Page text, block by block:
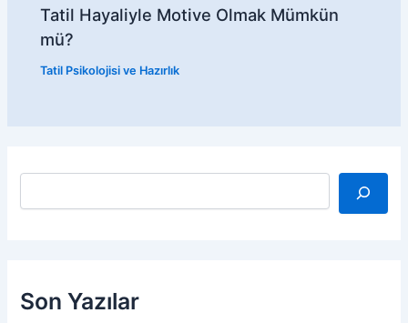
Tatil Hayaliyle Motive Olmak Mümkün
mü?
Tatil Psikolojisi ve Hazırlık
A
Son Yazılar